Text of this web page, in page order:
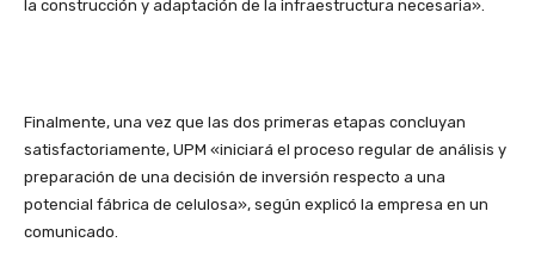
la construcción y adaptación de la infraestructura necesaria».
Finalmente, una vez que las dos primeras etapas concluyan
satisfactoriamente, UPM «iniciará el proceso regular de análisis y
preparación de una decisión de inversión respecto a una
potencial fábrica de celulosa», según explicó la empresa en un
comunicado.